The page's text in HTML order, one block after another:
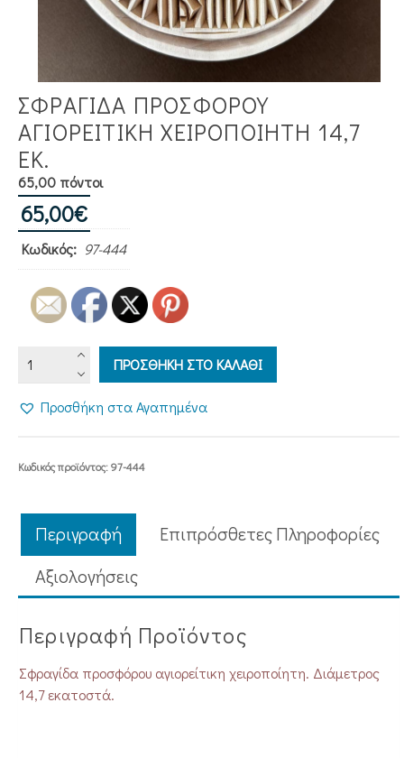
ΣΦΡΑΓΙΔΑ ΠΡΟΣΦΟΡΟΥ
ΑΓΙΟΡΕΙΤΙΚΗ ΧΕΙΡΟΠΟΙΗΤΗ 14,7
ΕΚ.
65,00 πόντοι
65,00€
Κωδικός: 97-444
ΣΦΡΑΓΙΔΑ
ΠΡΟΣΦΟΡΟΥ
ΑΓΙΟΡΕΙΤΙΚΗ
ΧΕΙΡΟΠΟΙΗΤΗ
εκ.
ΠΡΟΣΘΗΚΗ ΣΤΟ ΚΑΛΑΘΙ
Προσθήκη στα Αγαπημένα
Κωδικός προϊόντος:97-444
Περιγραφή
Επιπρόσθετες Πληροφορίες
Aξιολογήσεις
Περιγραφή Προϊόντος
Σφραγίδα προσφόρου αγιορείτικη χειροποίητη. Διάμετρος
14,7 εκατοστά.